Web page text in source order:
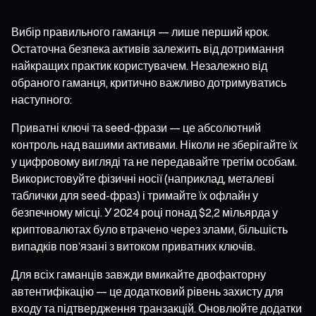
Вибір правильного гаманця — лише перший крок.
Остаточна безпека активів залежить від дотримання
найкращих практик користувачем. Незалежно від
обраного гаманця, критично важливо дотримуватись
наступного:
Приватні ключі та seed-фрази — це абсолютний
контроль над вашими активами. Ніколи не зберігайте їх
у цифровому вигляді та не передавайте третім особам.
Використовуйте фізичні носії (наприклад, металеві
таблички для seed-фраз) і тримайте їх офлайн у
безпечному місці. У 2024 році понад $2,2 мільярда у
криптовалютах було втрачено через злами, більшість
випадків пов’язані з витоком приватних ключів.
Для всіх гаманців завжди вмикайте двофакторну
автентифікацію — це додатковий рівень захисту для
входу та підтвердження транзакцій. Оновлюйте додатки